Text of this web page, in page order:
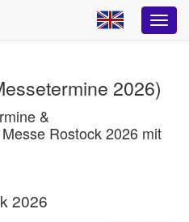
2026)
&
Rostock 2026 mit
2026